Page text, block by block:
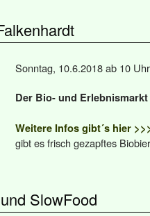
Sonntag, 10.6.2018 ab 10 Uhr
Der Bio- und
Weitere Infos gibt´s hier
gibt es frisch gezapftes
SlowFood